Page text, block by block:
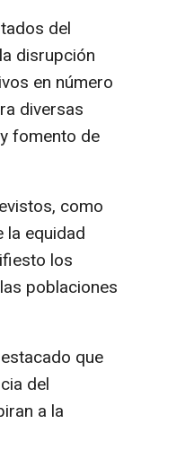
del
disrupción
en número
diversas
fomento de
como
la equidad
los
poblaciones
que
del
a la